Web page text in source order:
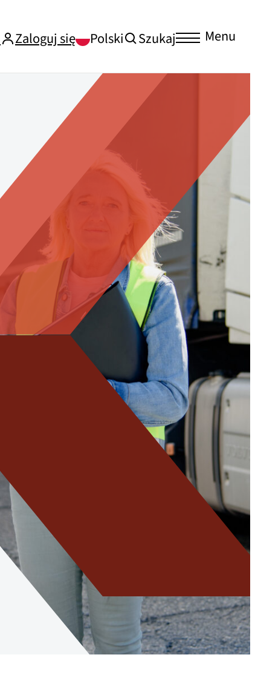
Zaloguj się Polski Szukaj Menu